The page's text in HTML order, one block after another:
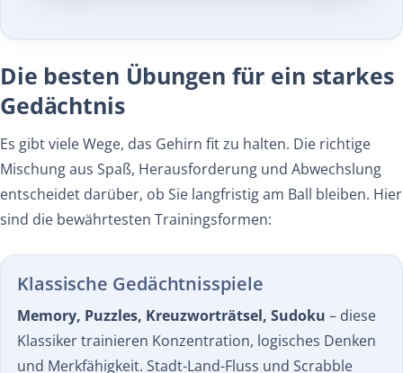
Die besten Übungen für ein starkes
Gedächtnis
Es gibt viele Wege, das Gehirn fit zu halten. Die richtige
Mischung aus Spaß, Herausforderung und Abwechslung
entscheidet darüber, ob Sie langfristig am Ball bleiben. Hier
sind die bewährtesten Trainingsformen:
Klassische Gedächtnisspiele
Memory, Puzzles, Kreuzworträtsel, Sudoku – diese
Klassiker trainieren Konzentration, logisches Denken
und Merkfähigkeit. Stadt-Land-Fluss und Scrabble